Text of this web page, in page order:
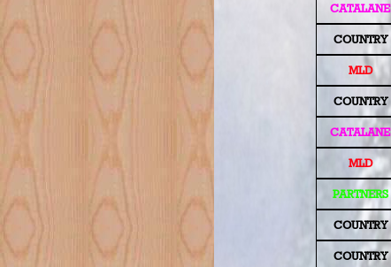
CATALANE
COUNTRY
MLD
COUNTRY
CATALANE
MLD
PARTNERS
COUNTRY
COUNTRY